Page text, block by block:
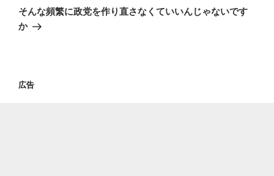
ゲ
ー
ン
稿
の
投
そんな頻繁に政党を作り直さなくていいんじゃないです
か
広告